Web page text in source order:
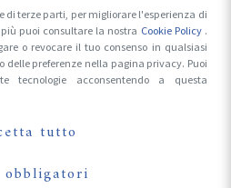
e Fotografi
Us On
di terze parti, per migliorare l'esperienza di
puoi consultare la nostra Cookie Policy .
o revocare il tuo consenso in qualsiasi
preferenze nella pagina privacy. Puoi
tecnologie acconsentendo a questa
tutto
obbligatori